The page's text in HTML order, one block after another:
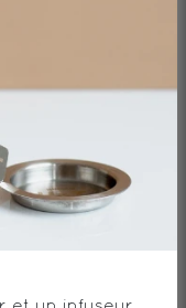
biologique